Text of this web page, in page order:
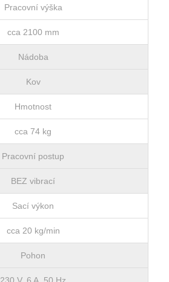
Pracovní výška
cca 2100 mm
Nádoba
Kov
Hmotnost
cca 74 kg
Pracovní postup
BEZ vibrací
Sací výkon
cca 20 kg/min
Pohon
230 V, 6 A, 50 Hz